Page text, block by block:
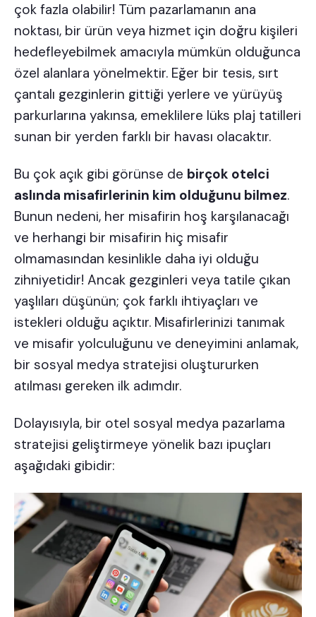
çok fazla olabilir! Tüm pazarlamanın ana
noktası, bir ürün veya hizmet için doğru kişileri
hedefleyebilmek amacıyla mümkün olduğunca
özel alanlara yönelmektir. Eğer bir tesis, sırt
çantalı gezginlerin gittiği yerlere ve yürüyüş
parkurlarına yakınsa, emeklilere lüks plaj tatilleri
sunan bir yerden farklı bir havası olacaktır.
Bu çok açık gibi görünse de birçok otelci
aslında misafirlerinin kim olduğunu bilmez.
Bunun nedeni, her misafirin hoş karşılanacağı
ve herhangi bir misafirin hiç misafir
olmamasından kesinlikle daha iyi olduğu
zihniyetidir! Ancak gezginleri veya tatile çıkan
yaşlıları düşünün; çok farklı ihtiyaçları ve
istekleri olduğu açıktır. Misafirlerinizi tanımak
ve misafir yolculuğunu ve deneyimini anlamak,
bir sosyal medya stratejisi oluştururken
atılması gereken ilk adımdır.
Dolayısıyla, bir otel sosyal medya pazarlama
stratejisi geliştirmeye yönelik bazı ipuçları
aşağıdaki gibidir: